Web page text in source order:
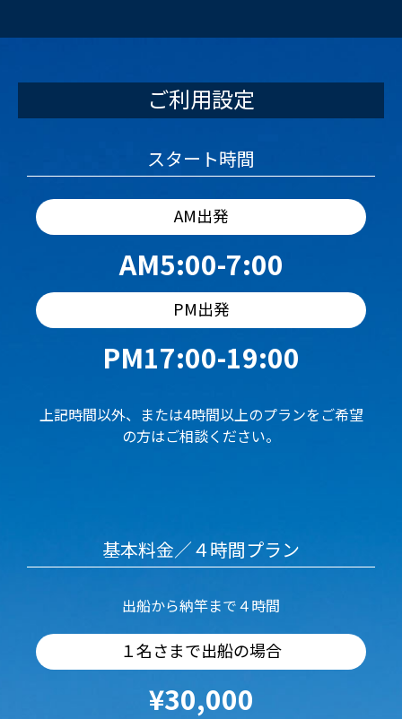
ご利用設定
スタート時間
AM出発
AM5:00-7:00
PM出発
PM17:00-19:00
上記時間以外、または4時間以上のプランをご希望
の方はご相談ください。
基本料金／４時間プラン
出船から納竿まで４時間
１名さまで出船の場合
¥30,000